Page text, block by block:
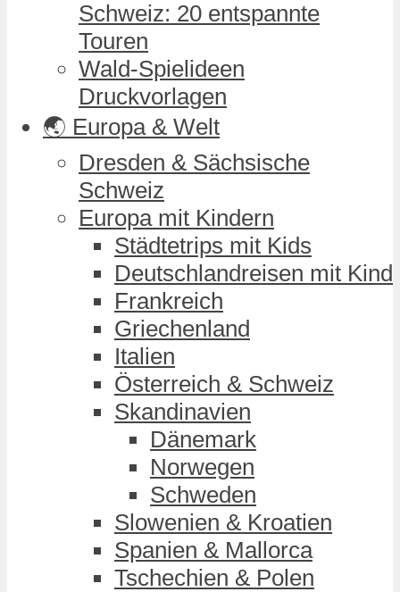
Schweiz: 20 entspannte
Touren
Wald-Spielideen
Druckvorlagen
🌏 Europa & Welt
Dresden & Sächsische
Schweiz
Europa mit Kindern
Städtetrips mit Kids
Deutschlandreisen mit Kind
Frankreich
Griechenland
Italien
Österreich & Schweiz
Skandinavien
Dänemark
Norwegen
Schweden
Slowenien & Kroatien
Spanien & Mallorca
Tschechien & Polen